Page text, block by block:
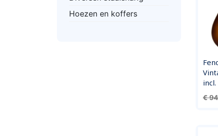
Hoezen en koffers
€